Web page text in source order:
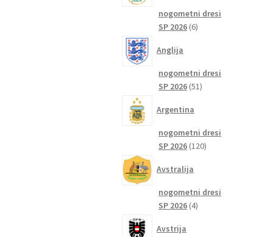
nogometni dresi
SP 2026 66
Anglija
nogometni dresi
SP 2026 5151
Argentina
nogometni dresi
SP 2026 120120
Avstralija
nogometni dresi
SP 2026 44
Avstrija